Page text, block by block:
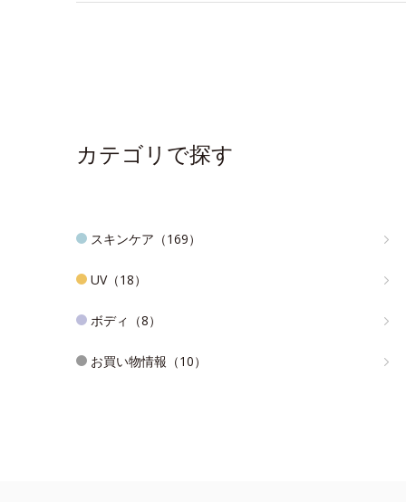
カテゴリで探す
スキンケア（169）
UV（18）
ボディ（8）
お買い物情報（10）